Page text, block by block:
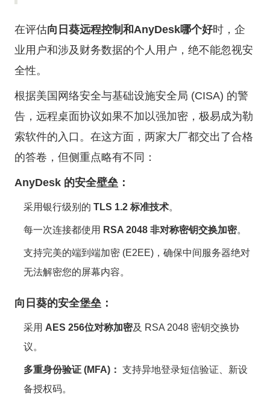
在评估向日葵远程控制和AnyDesk哪个好时，企
业用户和涉及财务数据的个人用户，绝不能忽视安
全性。
根据美国网络安全与基础设施安全局 (CISA) 的警
告，远程桌面协议如果不加以强加密，极易成为勒
索软件的入口。在这方面，两家大厂都交出了合格
的答卷，但侧重点略有不同：
AnyDesk 的安全壁垒：
采用银行级别的 TLS 1.2 标准技术。
每一次连接都使用 RSA 2048 非对称密钥交换加密。
支持完美的端到端加密 (E2EE)，确保中间服务器绝对
无法解密您的屏幕内容。
向日葵的安全堡垒：
采用 AES 256位对称加密及 RSA 2048 密钥交换协
议。
多重身份验证 (MFA)： 支持异地登录短信验证、新设
备授权码。